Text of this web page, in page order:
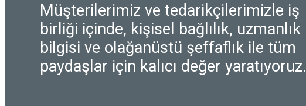
Müşterilerimiz ve tedarikçilerimizle iş
birliği içinde, kişisel bağlılık, uzmanlık
bilgisi ve olağanüstü şeffaflık ile tüm
paydaşlar için kalıcı değer yaratıyoruz.